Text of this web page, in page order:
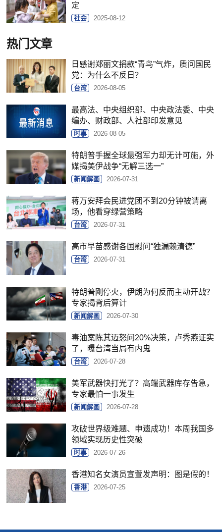
定
社会 2025-08-12
热门文章
日感谢郑丽文捐款“青鸟”气炸，质问国民
党：为什么不反日？
台湾 2026-08-05
最高法、中央组织部、中央政法委、中央
编办、财政部、人社部印发意见
时事 2026-08-05
特朗普手握全球最强军力却无计可施，外
媒揭美伊战争“无解三选一”
新闻解画 2026-07-31
蒋万安拜会民进党团不到20分钟被请离
场，他看穿绿营策略
台湾 2026-07-31
高市早苗感谢各国慰问“独漏赖清德”
台湾 2026-07-31
特朗普刚停火，伊朗为何反而主动开战？
专家揭背后算计
新闻解画 2026-07-30
毒油案陈其迈怒问20%决策，卢秀燕证实
了，曝台湾当局有内鬼
台湾 2026-07-28
美军武器快打光了？高端武器库存告急，
专家最怕一事发生
新闻解画 2026-07-28
攻破世界级难题、申遗成功！本周我国多
领域实现历史性突破
时事 2026-07-26
香港知名女演员宣萱发声明：图是假的！
香港 2026-07-25